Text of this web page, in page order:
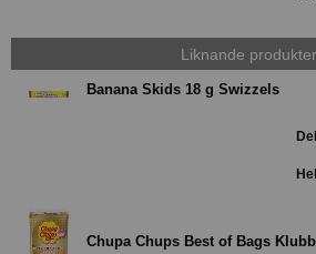
Liknande produkter
Banana Skids 18 g Swizzels
Chupa Chups Best of Bags